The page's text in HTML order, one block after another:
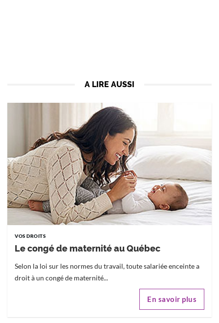
A LIRE AUSSI
VOS DROITS
Le congé de maternité au Québec
Selon la loi sur les normes du travail, toute salariée enceinte a
droit à un congé de maternité...
En savoir plus